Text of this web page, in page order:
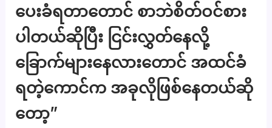
ပေးခံရတာတောင် စာဘဲစိတ်ဝင်စား
ပါတယ်ဆိုပြီး ငြင်းလွှတ်နေလို့
ခြောက်များနေလားတောင် အထင်ခံ
ရတဲ့ကောင်က အခုလိုဖြစ်နေတယ်ဆို
တော့”